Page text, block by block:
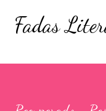
Pular
Fadas